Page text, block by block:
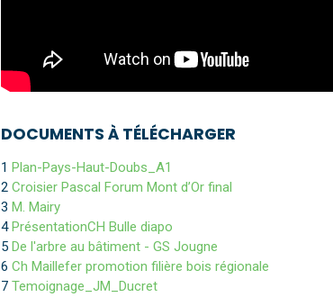
DOCUMENTS À TÉLÉCHARGER
1 Plan-Pays-Haut-Doubs_A1
2 Croisier Pascal Forum Mont d’Or final
3 M. Mairy
4PrésentationCH Bulle diapo
5 De l'arbre au bâtiment - GS Jougne
6 Ch Maillefer promotion filière bois régionale
7 Temoignage_JM_Ducret